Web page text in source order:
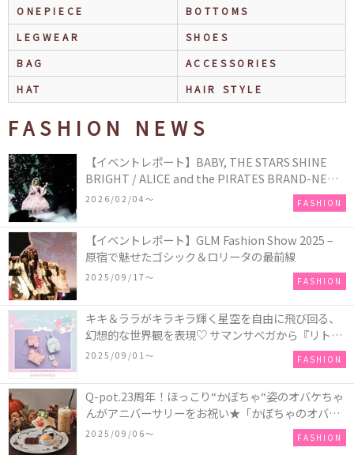
ONEPIECE
BOTTOMS
LEGWEAR
SHOES
BAG
ACCESSORIES
HAT
HAIR STYLE
FASHION NEWS
【イベントレポート】BABY, THE STARS SHINE
BRIGHT / ALICE and the PIRATES BRAND-NEW
COLLECTION in TOKYO
2026/02/04〜 FASHION
【イベントレポート】GLM Fashion Show 2025 –
原宿で魅せたゴシック＆ロリータの最前線
2025/09/17〜 FASHION
キキ＆ララがキラキラ輝く星空を自由に飛び回る、
幻想的な世界観を表現♡ サマンサベガから『リトル
ツインスターズ』50周年アニバーサリーイヤー』を
2025/09/01〜 FASHION
Q-pot.23周年！ほっこり“かぼちゃ“姿のオバケちゃ
んがアニバーサリーをお祝い★「かぼちゃのオバケ
ーキアクセサリー」が新発売！Q-pot CAFE.では
「かぼちゃのオバケーキプレート」も登場
2025/09/06〜 FASHION